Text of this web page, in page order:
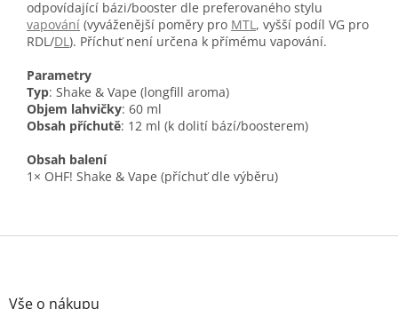
odpovídající bázi/booster dle preferovaného stylu
vapování (vyváženější poměry pro MTL , vyšší podíl VG pro
RDL/DL ). Příchuť není určena k přímému vapování.
Parametry
Typ: Shake & Vape (longfill aroma)
Objem lahvičky: 60 ml
Obsah příchutě: 12 ml (k dolití bází/boosterem)
Obsah balení
1× OHF! Shake & Vape (příchuť dle výběru)
Z
Vše o nákupu